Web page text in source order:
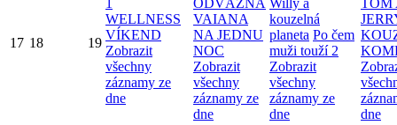
17 18 19
1
WELLNESS
VÍKEND
Zobrazit
všechny
záznamy ze
dne
ODVÁŽNÁ
VAIANA
NA JEDNU
NOC
Zobrazit
všechny
záznamy ze
dne
Willy a
kouzelná
planeta Po čem
muži touží 2
Zobrazit
všechny
záznamy ze
dne
TOM
dne